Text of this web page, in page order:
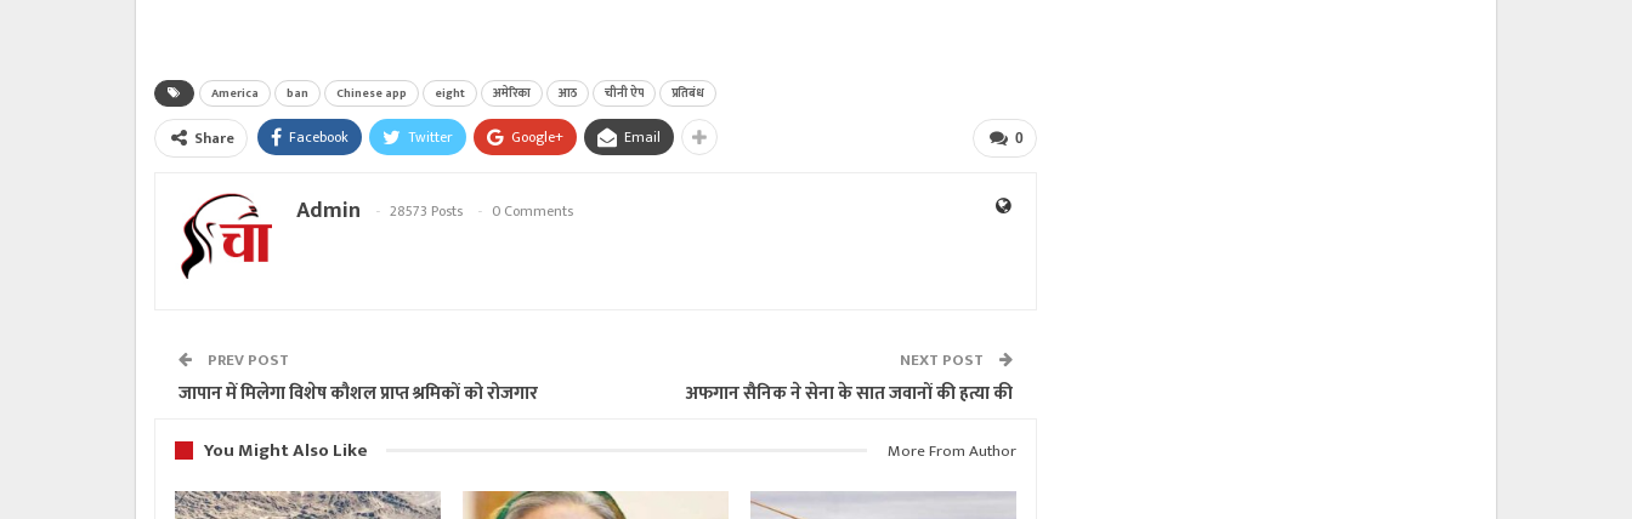
America ban Chinese app eight अमेरिका आठ चीनी ऐप प्रतिबंध
0
Share Facebook Twitter Google+ Email
Admin 28573 Posts 0 Comments
PREV POST
जापान में मिलेगा विशेष कौशल प्राप्त श्रमिकों को रोजगार
NEXT POST
अफगान सैनिक ने सेना के सात जवानों की हत्या की
You Might Also Like
More From Author